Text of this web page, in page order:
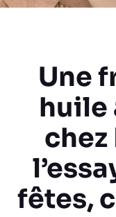
Une
huile
chez
fêtes,